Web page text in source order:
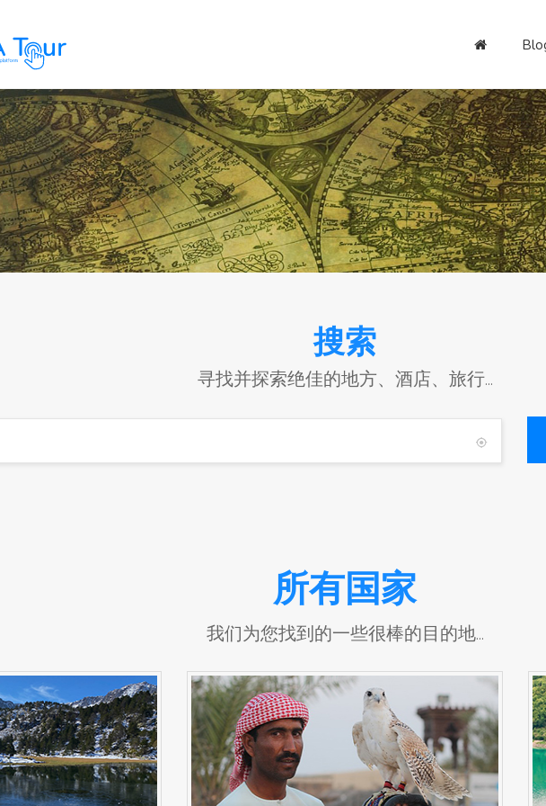
搜索
寻找并探索绝佳的地方、酒店、旅行...
所有国家
我们为您找到的一些很棒的目的地...